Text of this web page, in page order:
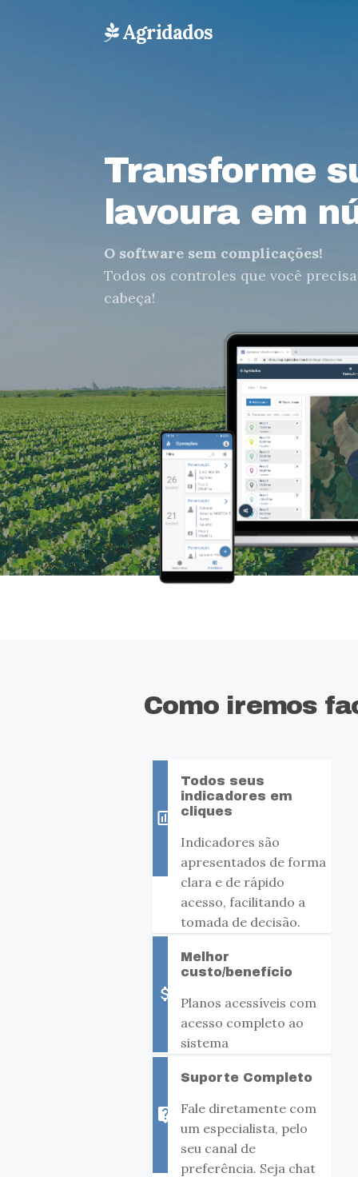
Agridados
Transforme
lavoura em
O software sem complicações!
Todos os controles que você
cabeça!
Como iremos
insert_chart_outlined
Todos seus
indicadores em
cliques
Indicadores são
apresentados de forma
clara e de rápido
acesso, facilitando a
tomada de decisão.
attach_money
Melhor
custo/benefício
Planos acessíveis com
acesso completo ao
sistema
live_help
Suporte Completo
Fale diretamente com
um especialista, pelo
seu canal de
preferência. Seja chat